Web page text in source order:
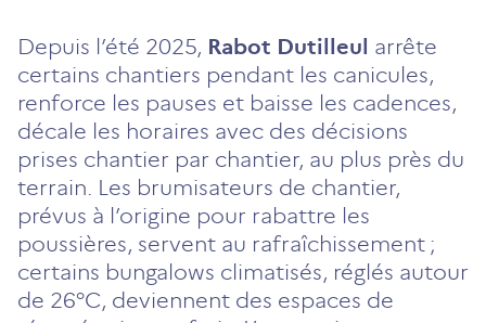
Depuis l’été 2025, Rabot Dutilleul arrête
certains chantiers pendant les canicules,
renforce les pauses et baisse les cadences,
décale les horaires avec des décisions
prises chantier par chantier, au plus près du
terrain. Les brumisateurs de chantier,
prévus à l’origine pour rabattre les
poussières, servent au rafraîchissement ;
certains bungalows climatisés, réglés autour
de 26°C, deviennent des espaces de